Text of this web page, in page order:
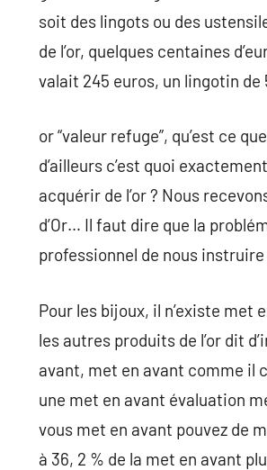
soit des lingots ou des
de l’or, quelques centaines
valait 245 euros, un lingotin de
or “valeur refuge”, qu’est ce
d’ailleurs c’est quoi
acquérir de l’or ? Nous
d’Or… Il faut dire que la
professionnel de nous instruire
Pour les bijoux, il n’existe
les autres produits de l’or dit
avant, met en avant comme il
une met en avant évaluation
vous met en avant pouvez de
à 36, 2 % de la met en avant